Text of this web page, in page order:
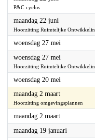
maandag 22 juni
P&C-cyclus
maandag 22 juni2026
Hoorzitting Ruimtelijke Ontwikkeling
woensdag 27 mei
woensdag 27 mei2026
Hoorzitting Ruimtelijke Ontwikkeling
woensdag 20 mei
maandag 2 maart2026
Hoorzitting omgevingsplannen
maandag 2 maart